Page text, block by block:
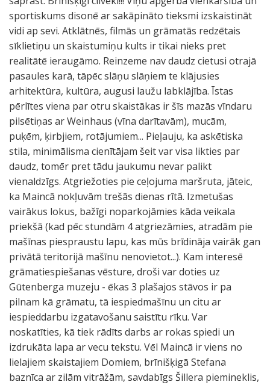
sportiskums disonē ar sakāpināto tieksmi izskaistināt
vidi ap sevi. Atklātnēs, filmās un grāmatās redzētais
sīklietiņu un skaistumiņu kults ir tikai nieks pret
realitātē ieraugāmo. Reinzeme nav daudz cietusi otrajā
pasaules karā, tāpēc slāņu slāņiem te klājusies
arhitektūra, kultūra, augusi laužu labklājība. Īstas
pērlītes viena par otru skaistākas ir šīs mazās vīndaru
pilsētiņas ar Weinhaus (vīna darītavām), mucām,
puķēm, ķirbjiem, rotājumiem... Pieļauju, ka askētiska
stila, minimālisma cienītājam šeit var visa likties par
daudz, tomēr pret tādu jaukumu nevar palikt
vienaldzīgs. Atgriežoties pie ceļojuma maršruta, jāteic,
ka Maincā nokļuvām trešās dienas rītā. Izmetušas
vairākus lokus, bažīgi noparkojāmies kāda veikala
priekšā (kad pēc stundām 4 atgriezāmies, atradām pie
mašīnas piespraustu lapu, kas mūs brīdināja vairāk gan
privātā teritorijā mašīnu nenovietot...). Kam interesē
grāmatiespiešanas vēsture, droši var doties uz
Gūtenberga muzeju - ēkas 3 plašajos stāvos ir pa
pilnam kā grāmatu, tā iespiedmašīnu un citu ar
iespieddarbu izgatavošanu saistītu rīku. Var
noskatīties, kā tiek rādīts darbs ar rokas spiedi un
izdrukāta lapa ar vecu tekstu. Vēl Maincā ir viens no
lielajiem skaistajiem Domiem, brīnišķigā Stefana
baznīca ar zilām vitrāžām, savdabīgs Šillera piemineklis,